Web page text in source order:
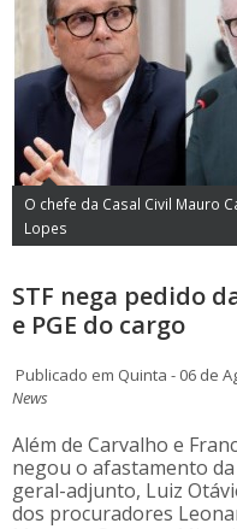
O chefe da Casal Civil Mauro
Lopes
STF nega pedido
e PGE do cargo
Publicado em Quinta - 06 de
News
Além de Carvalho e
negou o afastamento
geral-adjunto, Luiz
dos procuradores